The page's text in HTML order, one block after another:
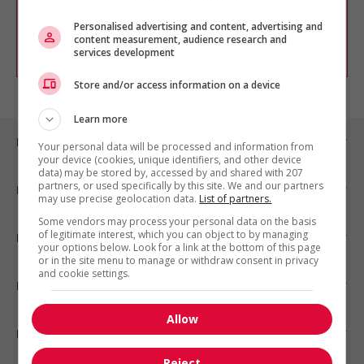
d'intérêt en emploi en vousinscrivant
comme membre Jobboom.
Emplois par ville
Emplois par secteur
Emplois par statut
Emplois par type
Nos suggestions
Personalised advertising and content, advertising and
content measurement, audience research and
services development
Store and/or access information on a device
Learn more
Your personal data will be processed and information from
your device (cookies, unique identifiers, and other device
data) may be stored by, accessed by and shared with 207
partners, or used specifically by this site. We and our partners
may use precise geolocation data. List of partners.
Some vendors may process your personal data on the basis
of legitimate interest, which you can object to by managing
your options below. Look for a link at the bottom of this page
or in the site menu to manage or withdraw consent in privacy
and cookie settings.
Allow